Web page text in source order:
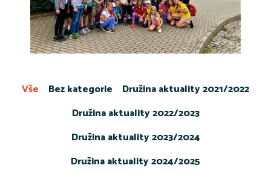
Bez kategorie
Družina aktuality 2021/2022
Družina aktuality 2022/2023
Družina aktuality 2023/2024
Družina aktuality 2024/2025
Vše